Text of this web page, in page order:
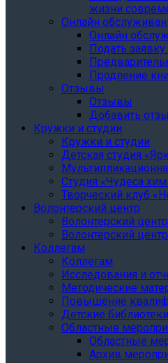
жизни
Онлайн
Онлайн
Подать
Продление
Отзывы
Отзывы
Добавить
Кружки и студии
Кружки и студии
Детская студия
Студия «Чудеса
Творческий клуб
Волонтерский центр
Волонтерский центр
Волонтерский центр
Коллегам
Коллегам
Исследования и
Методические
Повышение
Детские
Областные
Областные
Архив